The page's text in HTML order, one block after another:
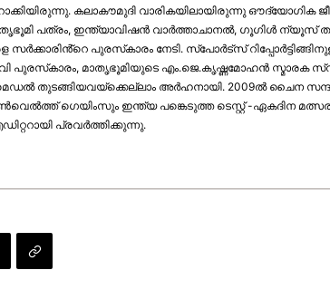
കലാകൗമുദി വാരികയിലായിരുന്നു ഔദ്യോഗിക
പത്രം, ഇന്ത്യാവിഷന്‍ വാർത്താചാനൽ, ഗൂഗിൾ ന്യൂസ്
പുരസ്‌കാരം നേടി. സ്പോർട്സ്
പുരസ്‌കാരം, മാതൃഭൂമിയുടെ എം.ജെ.കൃഷ്ണമോഹന്‍
തുടങ്ങിയവയ്‌ക്കെല്ലാം അര്‍ഹനായി. 2009ല്‍ ചൈന
ഗെയിംസും ഇന്ത്യ പങ്കെടുത്ത ടെസ്റ്റ് -ഏകദിന
പ്രവ‍ർത്തിക്കുന്നു.